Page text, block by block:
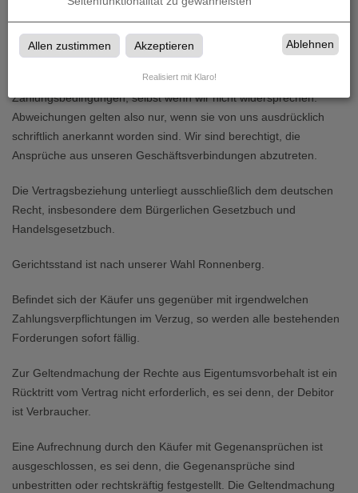
genommen wird, sie aber dem Besteller bei einem von uns
bestätigten Auftrag zugegangen sind. Wird der Auftrag
abweichend von unseren Liefer- und Zahlungsbedingungen
erteilt, so gelten auch dann nur unsere Liefer- und
Zahlungsbedingungen, selbst wenn wir nicht widersprechen.
Abweichungen gelten also nur, wenn sie von uns ausdrücklich
schriftlich anerkannt worden sind. Wir sind berechtigt, die
Ansprüche aus unseren Geschäftsverbindungen abzutreten.
Die Vertragsbeziehung unterliegt ausschließlich dem deutschen
Recht, insbesondere dem Bürgerlichen Gesetzbuch und
Handelsgesetzbuch.
Gerichtsstand ist nach unserer Wahl Ronnenberg.
Befindet sich der Käufer uns gegenüber mit irgendwelchen
Zahlungsverpflichtungen im Verzug, so werden alle bestehenden
Forderungen sofort fällig.
Zur Geltendmachung der Rechte aus Eigentumsvorbehalt ist ein
Rücktritt vom Vertrag nicht erforderlich, es sei denn, der Debitor
ist Verbraucher.
Eine Aufrechnung durch den Käufer mit Gegenansprüchen ist
ausgeschlossen, es sei denn, die Gegenansprüche sind
unbestritten oder rechtskräftig festgestellt. Die Geltendmachung
Allen zustimmen Akzeptieren Ablehnen
Realisiert mit Klaro!